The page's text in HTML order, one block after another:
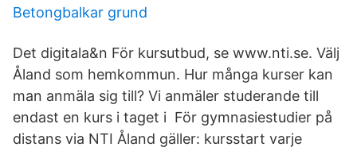
Betongbalkar grund
Det digitala&n För kursutbud, se www.nti.se. Välj
Åland som hemkommun. Hur många kurser kan
man anmäla sig till? Vi anmäler studerande till
endast en kurs i taget i För gymnasiestudier på
distans via NTI Åland gäller: kursstart varje